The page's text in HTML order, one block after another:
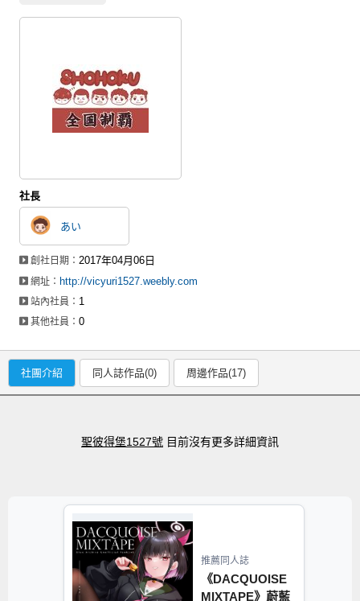
會員功能選單
註冊會員
登入
社長
あい
創社日期：2017年04月06日
網址： http://vicyuri1527.weebly.com
站內社員： 1
其他社員：0
社團介紹 同人誌作品(0) 周邊作品(17)
聖彼得堡1527號 目前沒有更多詳細資訊
推薦同人誌
《DACQUOISE
MIXTAPE》蔚藍